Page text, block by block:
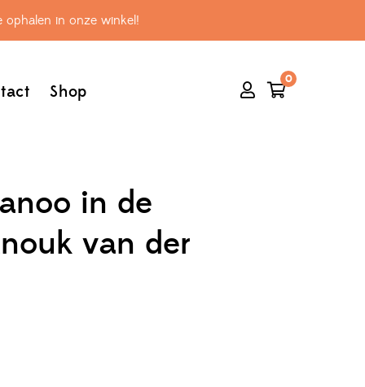
ophalen in onze winkel!
Shop
0
in de
van der